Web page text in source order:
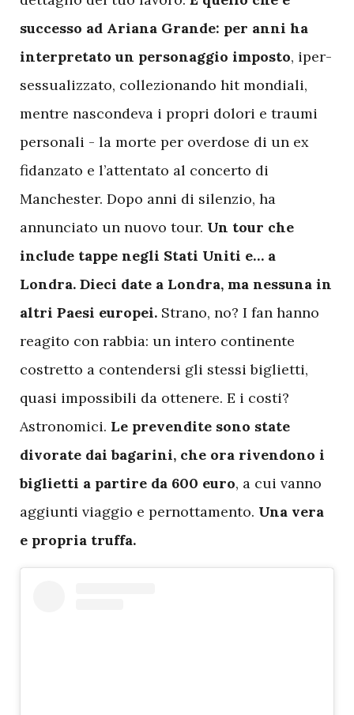
successo ad Ariana Grande: per anni ha
interpretato un personaggio imposto, iper-
sessualizzato, collezionando hit mondiali,
mentre nascondeva i propri dolori e traumi
personali - la morte per overdose di un ex
fidanzato e l’attentato al concerto di
Manchester. Dopo anni di silenzio, ha
annunciato un nuovo tour. Un tour che
include tappe negli Stati Uniti e… a
Londra. Dieci date a Londra, ma nessuna in
altri Paesi europei. Strano, no? I fan hanno
reagito con rabbia: un intero continente
costretto a contendersi gli stessi biglietti,
quasi impossibili da ottenere. E i costi?
Astronomici. Le prevendite sono state
divorate dai bagarini, che ora rivendono i
biglietti a partire da 600 euro, a cui vanno
aggiunti viaggio e pernottamento. Una vera
e propria truffa.